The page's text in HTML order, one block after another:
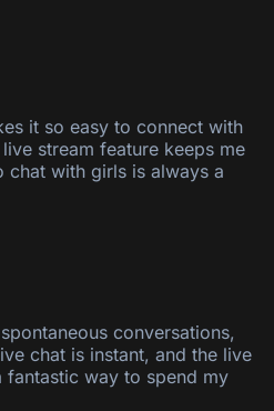
it so easy to connect with
stream feature keeps me
chat with girls is always a
conversations,
chat is instant, and the live
fantastic way to spend my